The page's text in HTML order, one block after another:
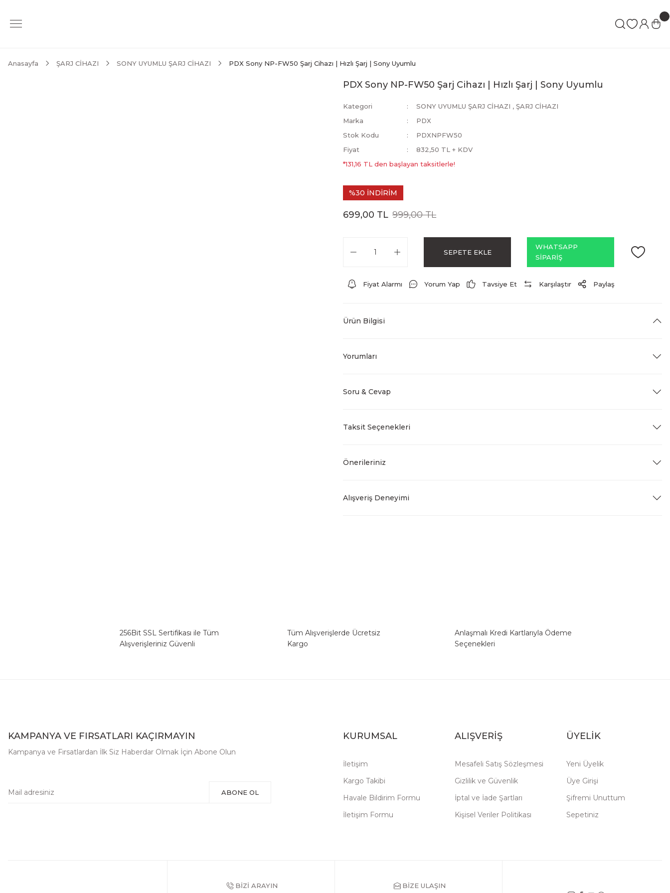
Anasayfa ŞARJ CİHAZI SONY UYUMLU ŞARJ CİHAZI PDX Sony NP-FW50 Şarj Cihazı | Hızlı Şarj | Sony Uyumlu
PDX Sony NP-FW50 Şarj Cihazı | Hızlı Şarj | Sony Uyumlu
Kategori SONY UYUMLU ŞARJ CİHAZI , ŞARJ CİHAZI
Marka
PDX
Stok Kodu
PDXNPFW50
Fiyat
832,50 TL + KDV
*131,16 TL den başlayan taksitlerle!
%30 İNDİRİM
699,00 TL 999,00 TL
SEPETE EKLE
WHATSAPP
SİPARİŞ
Fiyat Alarmı Yorum Yap Tavsiye Et Karşılaştır Paylaş
Ürün Bilgisi
Yorumları
Soru & Cevap
Taksit Seçenekleri
Önerileriniz
Alışveriş Deneyimi
256Bit SSL Sertifikası ile Tüm
Alışverişleriniz Güvenli
Tüm Alışverişlerde Ücretsiz
Kargo
Anlaşmalı Kredi Kartlarıyla Ödeme
Seçenekleri
KAMPANYA VE FIRSATLARI KAÇIRMAYIN
Kampanya ve Fırsatlardan İlk Siz Haberdar Olmak İçin Abone Olun
ABONE OL
KURUMSAL
İletişim
Kargo Takibi
Havale Bildirim Formu
İletişim Formu
ALIŞVERİŞ
Mesafeli Satış Sözleşmesi
Gizlilik ve Güvenlik
İptal ve İade Şartları
Kişisel Veriler Politikası
ÜYELİK
Yeni Üyelik
Üye Girişi
Şifremi Unuttum
Sepetiniz
BİZİ ARAYIN BİZE ULAŞIN